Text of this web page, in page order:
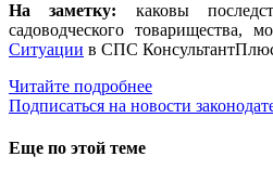
На заметку: каковы
садоводческого товарищества,
Ситуации в СПС
Читайте подробнее
Подписаться на новости
Еще по этой теме